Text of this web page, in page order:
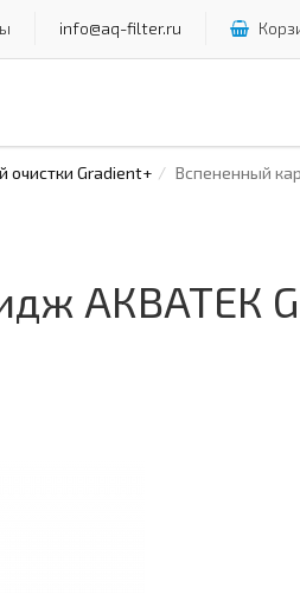
info@aq-filter.ru
очистки Gradient+ Вспененный
АКВАТЕК